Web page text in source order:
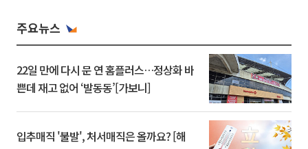
주요뉴스
22일 만에 다시 문 연 홈플러스…정상화 바
쁜데 재고 없어 ‘발동동’[가보니]
입추매직 '불발', 처서매직은 올까요? [해